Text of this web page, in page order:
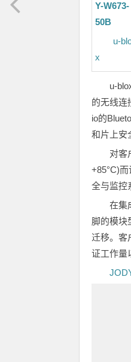
Y-W673-
50B
u-
x
u-
的无线连
io的
和片上安
对客
+85°C)
全与监控
在集
脚的模块
迁移。客
证工作量